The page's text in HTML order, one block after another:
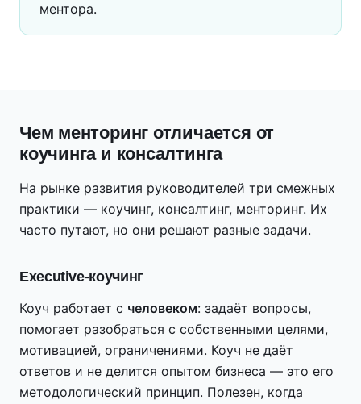
ментора.
Чем менторинг отличается от
коучинга и консалтинга
На рынке развития руководителей три смежных
практики — коучинг, консалтинг, менторинг. Их
часто путают, но они решают разные задачи.
Executive-коучинг
Коуч работает с человеком: задаёт вопросы,
помогает разобраться с собственными целями,
мотивацией, ограничениями. Коуч не даёт
ответов и не делится опытом бизнеса — это его
методологический принцип. Полезен, когда